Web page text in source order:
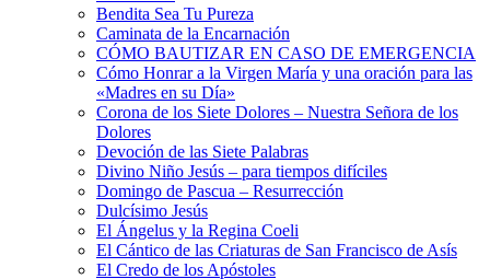
Bendita Sea Tu Pureza
Caminata de la Encarnación
CÓMO BAUTIZAR EN CASO DE EMERGENCIA
Cómo Honrar a la Virgen María y una oración para las
«Madres en su Día»
Corona de los Siete Dolores – Nuestra Señora de los
Dolores
Devoción de las Siete Palabras
Divino Niño Jesús – para tiempos difíciles
Domingo de Pascua – Resurrección
Dulcísimo Jesús
El Ángelus y la Regina Coeli
El Cántico de las Criaturas de San Francisco de Asís
El Credo de los Apóstoles